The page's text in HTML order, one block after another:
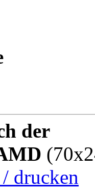
der
drucken